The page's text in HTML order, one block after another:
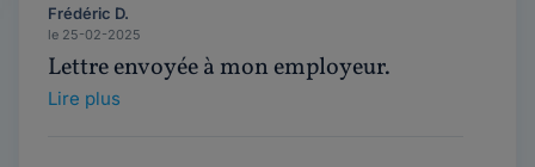
Frédéric D.
le 25-02-2025
Lettre envoyée à mon employeur.
Lire plus